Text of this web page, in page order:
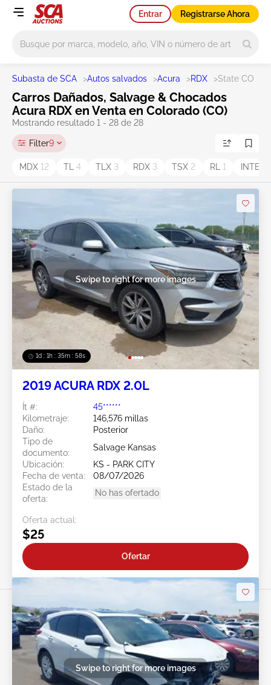
Entrar Registrarse Ahora
Subasta de SCA >Autos salvados >Acura >RDX >State CO
Carros Dañados, Salvage & Chocados
Acura RDX en Venta en Colorado (CO)
Mostrando resultado 1 - 28 de 28
Filter9
MDX 12 TL 4 TLX 3 RDX 3 TSX 2 RL 1
1d : 1h : 35m : 55s
Swipe to right for more images
2019 ACURA RDX 2.0L
Ít #:
45******
Kilometraje:
146,576 millas
Daño:
Posterior
Tipo de
documento:
Salvage Kansas
Ubicación:
KS - PARK CITY
Fecha de venta:
08/07/2026
Estado de la
oferta:
No has ofertado
Oferta actual:
$25
Ofertar
Swipe to right for more images